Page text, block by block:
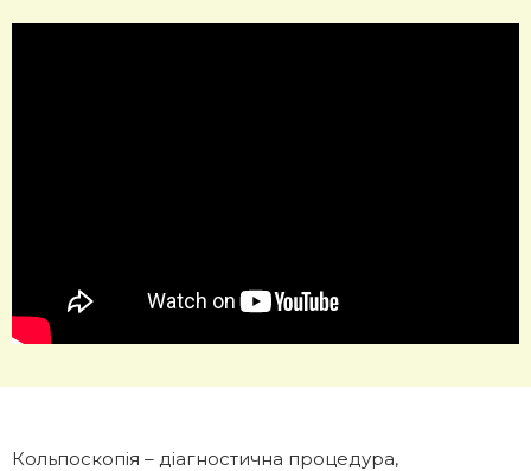
Кольпоскопія – діагностична процедура,